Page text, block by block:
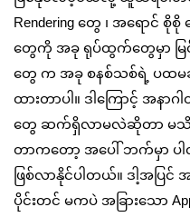
Rendering တွေ ၊ အရောင် စို
တွေကို အခု ရုပ်ထွက်တွေမှာ မြင်ရ
တွေ က အခု စနစ်သစ်ရဲ့ ပထမ
ထားတာပါ။ ဒါကြောင့် အန
တွေ ဆက်ရှိလာမလဲဆိုတာ မသိရသ
တာကတော့ အပေါ် ဘက်မှာ ပါလ
ဖြစ်လာနိုင်ပါတယ်။ ဒါ့အပြ
ပိုင်းတင် မကပဲ အခြားသော